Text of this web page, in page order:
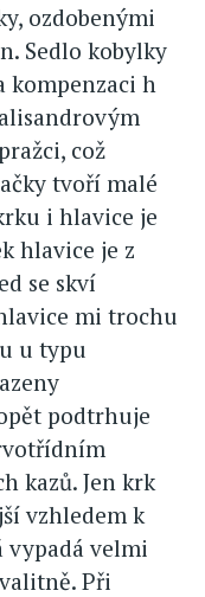
ozdobenými
Sedlo kobylky
h
což
tvoří malé
i hlavice je
hlavice je z
se skví
mi trochu
u typu
podtrhuje
kazů. Jen krk
vzhledem k
vypadá velmi
Při